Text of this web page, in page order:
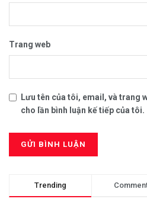
Trang web
Lưu tên của tôi, email, và trang
cho lần bình luận kế tiếp của tôi.
Trending